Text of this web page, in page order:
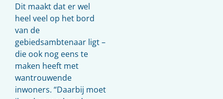
Dit maakt dat er wel
heel veel op het bord
van de
gebiedsambtenaar ligt –
die ook nog eens te
maken heeft met
wantrouwende
inwoners. “Daarbij moet